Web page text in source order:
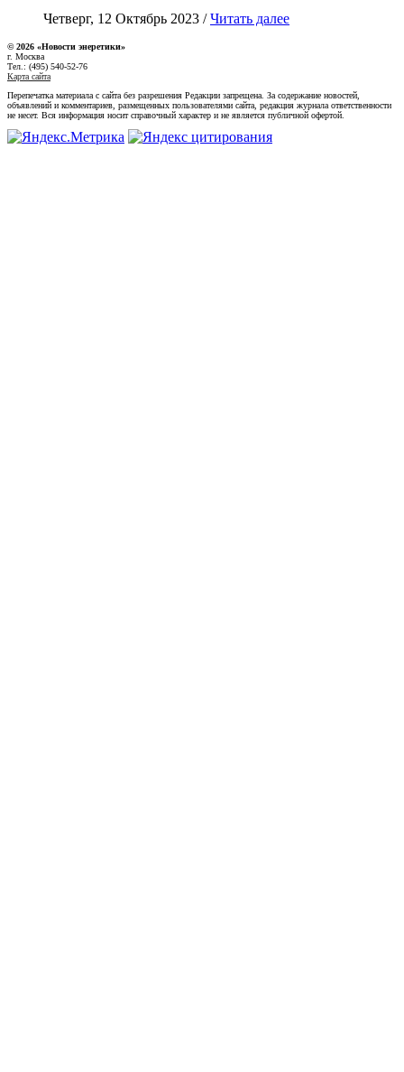
Четверг, 12 Октябрь 2023 /Читать далее
© 2026 «Новости энеретики»
г. Москва
Тел.: (495) 540-52-76
Карта сайта
Перепечатка материала с сайта без разрешения Редакции запрещена. За содержание новостей,
объявлений и комментариев, размещенных пользователями сайта, редакция журнала ответственности
не несет. Вся информация носит справочный характер и не является публичной офертой.